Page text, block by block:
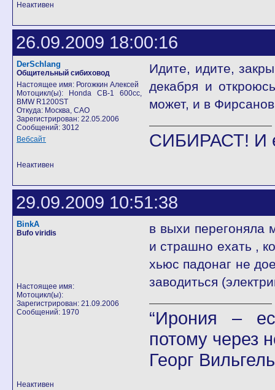
Неактивен
26.09.2009 18:00:16
DerSchlang
Общительный сибиховод
Настоящее имя: Рогожкин Алексей
Мотоцикл(ы): Honda CB-1 600cc,
BMW R1200ST
Откуда: Москва, САО
Зарегистрирован: 22.05.2006
Сообщений: 3012
Вебсайт
Идите, идите,
декабря и
может, и в
СИБИРАСТ! И
Неактивен
29.09.2009 10:51:38
BinkA
Bufo viridis
Настоящее имя:
Мотоцикл(ы):
Зарегистрирован: 21.09.2006
Сообщений: 1970
в выхи перегоняла
и страшно ехать ,
хьюс падонаг не
заводиться
“Ирония –
потому через
Георг
Неактивен